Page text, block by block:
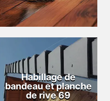
Habillage de
bandeau et planche
de rive 69